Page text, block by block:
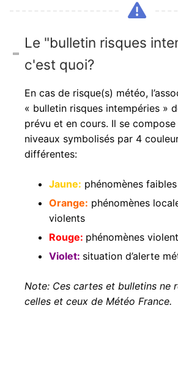
Le "bulletin risques
c'est quoi?
En cas de risque(s) météo,
« bulletin risques intempéries »
prévu et en cours. Il se
niveaux symbolisés par 4
différentes:
Jaune: phénomènes
Orange: phénomènes
violents
Rouge: phénomènes
Violet: situation d’alerte
Note: Ces cartes et bulletins ne
celles et ceux de Météo France.